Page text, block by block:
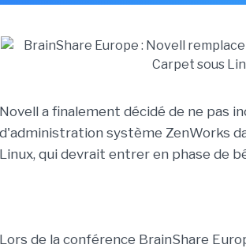
Novell a finalement décidé de ne pas
d'administration système ZenWorks
Linux, qui devrait entrer en phase de
Lors de la conférence BrainShare